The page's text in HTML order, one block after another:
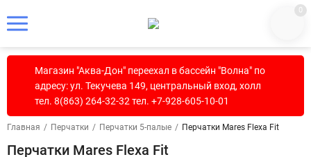
0
Магазин "Аква-Дон" переехал в бассейн "Волна" по
адресу: ул. Текучева 149, центральный вход, холл
тел. 8(863) 264-32-32 тел. +7-928-605-10-01
Главная / Перчатки / Перчатки 5-палые / Перчатки Mares Flexa Fit
Перчатки Mares Flexa Fit